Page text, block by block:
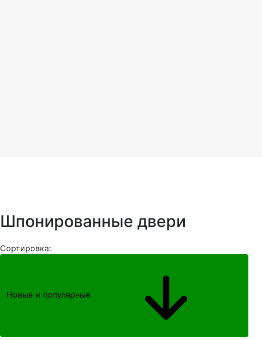
Шпонированные двери
Сортировка:
Новые и популярные